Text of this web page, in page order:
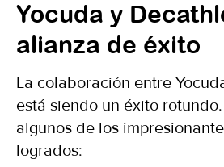
Yocuda y
alianza de éxito
La colaboración entre
está siendo un éxito rotundo.
algunos de los
logrados: